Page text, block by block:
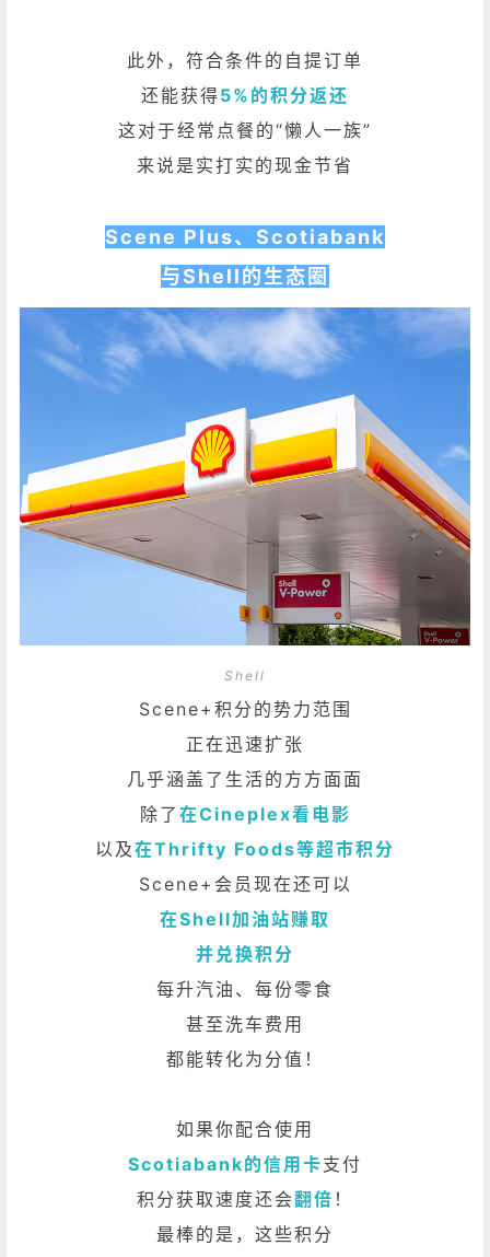
此外，符合条件的自提订单
还能获得5%的积分返还
这对于经常点餐的“懒人一族”
来说是实打实的现金节省
Scene Plus、Scotiabank
与Shell的生态圈
Shell
Scene+积分的势力范围
正在迅速扩张
几乎涵盖了生活的方方面面
除了 在Cineplex看电影
以及在Thrifty Foods等超市积分
Scene+会员现在还可以
在Shell加油站赚取
并兑换积分
每升汽油、每份零食
甚至洗车费用
都能转化为分值！
如果你配合使用
Scotiabank的信用卡支付
积分获取速度还会翻倍 ！
最棒的是，这些积分